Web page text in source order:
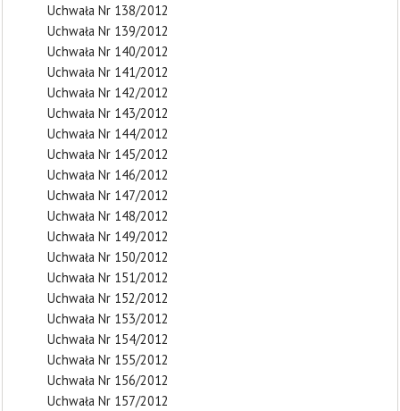
Uchwała Nr 138/2012
Uchwała Nr 139/2012
Uchwała Nr 140/2012
Uchwała Nr 141/2012
Uchwała Nr 142/2012
Uchwała Nr 143/2012
Uchwała Nr 144/2012
Uchwała Nr 145/2012
Uchwała Nr 146/2012
Uchwała Nr 147/2012
Uchwała Nr 148/2012
Uchwała Nr 149/2012
Uchwała Nr 150/2012
Uchwała Nr 151/2012
Uchwała Nr 152/2012
Uchwała Nr 153/2012
Uchwała Nr 154/2012
Uchwała Nr 155/2012
Uchwała Nr 156/2012
Uchwała Nr 157/2012